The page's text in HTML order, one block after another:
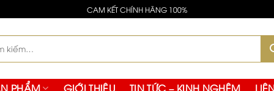
da molti collezionisti, senza il diametro maggiore
buona scelta, con una forma più semplice, una
CAM KẾT CHÍNH HÃNG 100%
PHẨM GIỚI THIỆU TIN TỨC – KINH NGHỆM